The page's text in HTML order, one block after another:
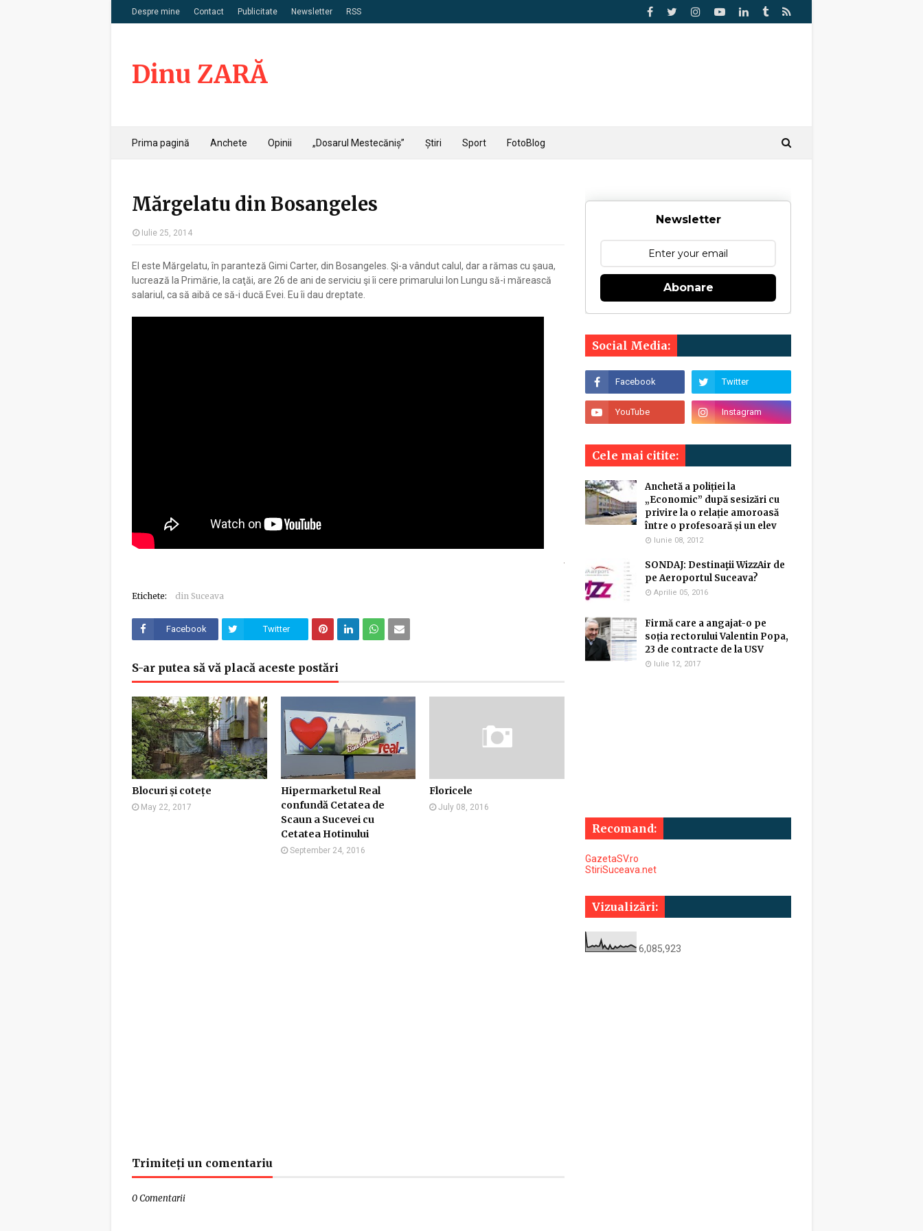
Despre mine Contact Publicitate Newsletter RSS
Dinu ZARĂ
Prima pagină Anchete Opinii „Dosarul Mestecăniș” Știri Sport FotoBlog
Mărgelatu din Bosangeles
Iulie 25, 2014
El este Mărgelatu, în paranteză Gimi Carter, din Bosangeles. Şi-a vândut calul, dar a rămas cu şaua,
lucrează la Primărie, la caţăi, are 26 de ani de serviciu şi îi cere primarului Ion Lungu să-i mărească
salariul, ca să aibă ce să-i ducă Evei. Eu îi dau dreptate.
Etichete: din Suceava
Facebook Twitter
S-ar putea să vă placă aceste postări
Blocuri și cotețe
May 22, 2017
Hipermarketul Real
confundă Cetatea de
Scaun a Sucevei cu
Cetatea Hotinului
September 24, 2016
Floricele
July 08, 2016
Trimiteți un comentariu
0 Comentarii
Newsletter
Abonare
Social Media:
Cele mai citite:
Anchetă a poliției la
„Economic” după sesizări cu
privire la o relație amoroasă
între o profesoară și un elev
Iunie 08, 2012
SONDAJ: Destinaţii WizzAir de
pe Aeroportul Suceava?
Aprilie 05, 2016
Firmă care a angajat-o pe
soția rectorului Valentin Popa,
23 de contracte de la USV
Iulie 12, 2017
Recomand:
GazetaSV.ro
StiriSuceava.net
Vizualizări:
6,085,923